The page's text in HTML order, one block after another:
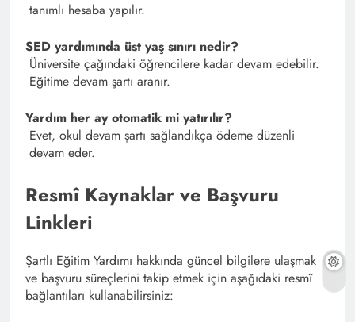
tanımlı hesaba yapılır.
SED yardımında üst yaş sınırı nedir?
Üniversite çağındaki öğrencilere kadar devam edebilir.
Eğitime devam şartı aranır.
Yardım her ay otomatik mi yatırılır?
Evet, okul devam şartı sağlandıkça ödeme düzenli
devam eder.
Resmî Kaynaklar ve Başvuru
Linkleri
Şartlı Eğitim Yardımı hakkında güncel bilgilere ulaşmak
ve başvuru süreçlerini takip etmek için aşağıdaki resmî
bağlantıları kullanabilirsiniz: